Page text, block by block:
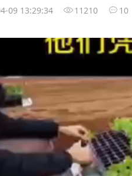
09 13:29:34 11210 10